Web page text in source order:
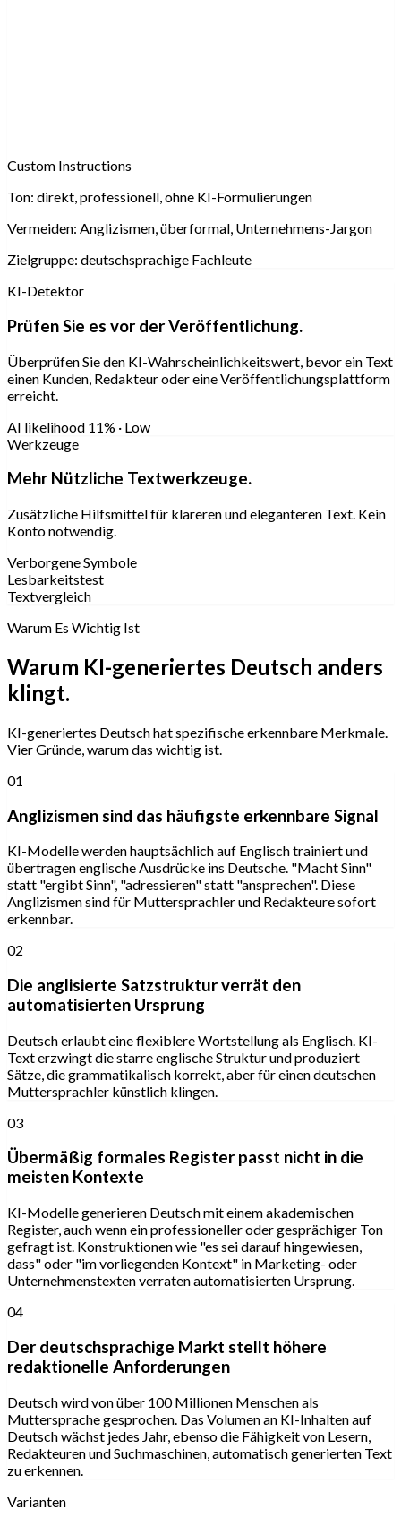
Custom Instructions
Ton: direkt, professionell, ohne KI-Formulierungen
Vermeiden: Anglizismen, überformal, Unternehmens-Jargon
Zielgruppe: deutschsprachige Fachleute
KI-Detektor
Prüfen Sie es vor der Veröffentlichung.
Überprüfen Sie den KI-Wahrscheinlichkeitswert, bevor ein Text
einen Kunden, Redakteur oder eine Veröffentlichungsplattform
erreicht.
AI likelihood 11% · Low
Werkzeuge
Mehr Nützliche Textwerkzeuge.
Zusätzliche Hilfsmittel für klareren und eleganteren Text. Kein
Konto notwendig.
Verborgene Symbole
Lesbarkeitstest
Textvergleich
Warum Es Wichtig Ist
Warum KI-generiertes Deutsch anders
klingt.
KI-generiertes Deutsch hat spezifische erkennbare Merkmale.
Vier Gründe, warum das wichtig ist.
01
Anglizismen sind das häufigste erkennbare Signal
KI-Modelle werden hauptsächlich auf Englisch trainiert und
übertragen englische Ausdrücke ins Deutsche. "Macht Sinn"
statt "ergibt Sinn", "adressieren" statt "ansprechen". Diese
Anglizismen sind für Muttersprachler und Redakteure sofort
erkennbar.
02
Die anglisierte Satzstruktur verrät den
automatisierten Ursprung
Deutsch erlaubt eine flexiblere Wortstellung als Englisch. KI-
Text erzwingt die starre englische Struktur und produziert
Sätze, die grammatikalisch korrekt, aber für einen deutschen
Muttersprachler künstlich klingen.
03
Übermäßig formales Register passt nicht in die
meisten Kontexte
KI-Modelle generieren Deutsch mit einem akademischen
Register, auch wenn ein professioneller oder gesprächiger Ton
gefragt ist. Konstruktionen wie "es sei darauf hingewiesen,
dass" oder "im vorliegenden Kontext" in Marketing- oder
Unternehmenstexten verraten automatisierten Ursprung.
04
Der deutschsprachige Markt stellt höhere
redaktionelle Anforderungen
Deutsch wird von über 100 Millionen Menschen als
Muttersprache gesprochen. Das Volumen an KI-Inhalten auf
Deutsch wächst jedes Jahr, ebenso die Fähigkeit von Lesern,
Redakteuren und Suchmaschinen, automatisch generierten Text
zu erkennen.
Varianten